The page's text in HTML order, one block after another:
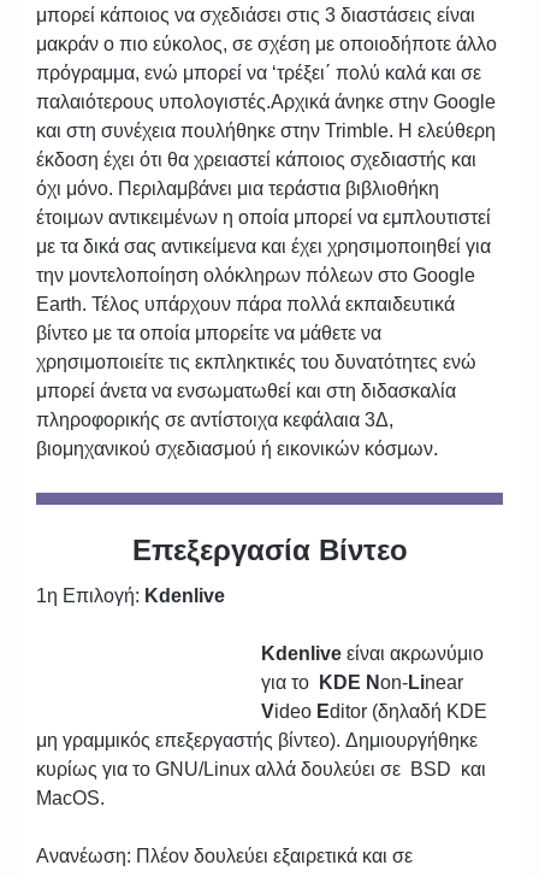
μπορεί κάποιος να σχεδιάσει στις 3 διαστάσεις είναι
μακράν ο πιο εύκολος, σε σχέση με οποιοδήποτε άλλο
πρόγραμμα, ενώ μπορεί να ‘τρέξει΄ πολύ καλά και σε
παλαιότερους υπολογιστές.Αρχικά άνηκε στην Google
και στη συνέχεια πουλήθηκε στην Trimble. Η ελεύθερη
έκδοση έχει ότι θα χρειαστεί κάποιος σχεδιαστής και
όχι μόνο. Περιλαμβάνει μια τεράστια βιβλιοθήκη
έτοιμων αντικειμένων η οποία μπορεί να εμπλουτιστεί
με τα δικά σας αντικείμενα και έχει χρησιμοποιηθεί για
την μοντελοποίηση ολόκληρων πόλεων στο Google
Earth. Τέλος υπάρχουν πάρα πολλά εκπαιδευτικά
βίντεο με τα οποία μπορείτε να μάθετε να
χρησιμοποιείτε τις εκπληκτικές του δυνατότητες ενώ
μπορεί άνετα να ενσωματωθεί και στη διδασκαλία
πληροφορικής σε αντίστοιχα κεφάλαια 3Δ,
βιομηχανικού σχεδιασμού ή εικονικών κόσμων.
Επεξεργασία Βίντεο
1η Επιλογή: Kdenlive
Kdenlive είναι ακρωνύμιο
για το
KDE Non-Linear
Video Editor (δηλαδή KDE
μη γραμμικός επεξεργαστής βίντεο). Δημιουργήθηκε
κυρίως για το GNU/Linux αλλά δουλεύει σε BSD και
MacOS.
Ανανέωση: Πλέον δουλεύει εξαιρετικά και σε